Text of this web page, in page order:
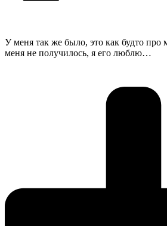
У меня так же было, это как будто
меня не получилось, я его люблю…